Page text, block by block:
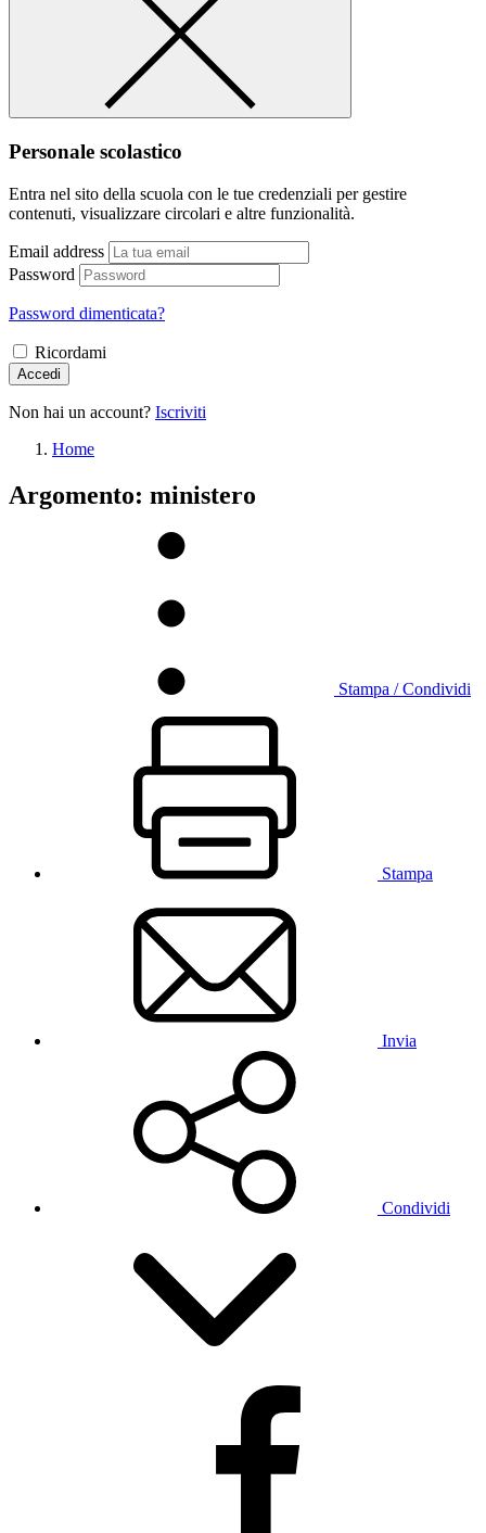
Personale scolastico
Entra nel sito della scuola con le tue credenziali per gestire
contenuti, visualizzare circolari e altre funzionalità.
Email address
Password
Password dimenticata?
Ricordami
Accedi
Non hai un account? Iscriviti
Home
Argomento: ministero
Stampa / Condividi
Stampa
Invia
Condividi